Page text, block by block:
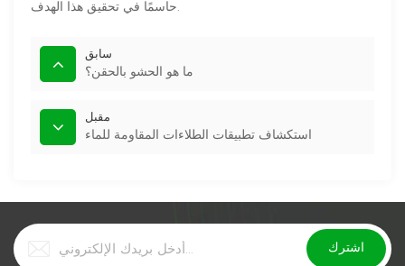
حاسمًا في تحقيق هذا الهدف.
سابق
ما هو الحشو بالحقن؟
مقبل
استكشاف تطبيقات الطلاءات المقاومة للماء